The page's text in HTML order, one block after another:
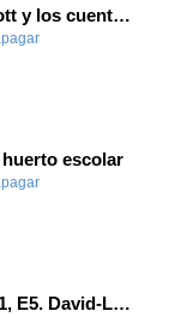
Podcast 25/26 - Ana Griott y los cuentos de las voces olvidadas
-
escolar
-
Charlas con expertos. T1, E5. David-Li Ilundáin Reviriego